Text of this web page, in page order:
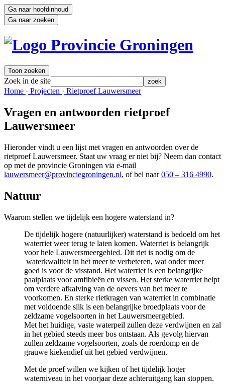
Ga naar hoofdinhoud
Ga naar zoeken
Toon zoeken
Zoek in de site zoek
Home · Projecten · Rietproef Lauwersmeer
Vragen en antwoorden rietproef
Lauwersmeer
Hieronder vindt u een lijst met vragen en antwoorden over de
rietproef Lauwersmeer. Staat uw vraag er niet bij? Neem dan contact
op met de provincie Groningen via e-mail
lauwersmeer@provinciegroningen.nl, of bel naar050 – 316 4990.
Natuur
Waarom stellen we tijdelijk een hogere waterstand in?
De tijdelijk hogere (natuurlijker) waterstand is bedoeld om het
waterriet weer terug te laten komen. Waterriet is belangrijk
voor hele Lauwersmeergebied. Dit riet is nodig om de
waterkwaliteit in het meer te verbeteren, wat onder meer
goed is voor de visstand. Het waterriet is een belangrijke
paaiplaats voor amfibieën en vissen. Het sterke waterriet helpt
om verdere afkalving van de oevers van het meer te
voorkomen. En sterke rietkragen van waterriet in combinatie
met voldoende slik is een belangrijke broedplaats voor de
zeldzame vogelsoorten in het Lauwersmeergebied.
Met het huidige, vaste waterpeil zullen deze verdwijnen en zal
in het gebied steeds meer bos ontstaan. Als gevolg hiervan
zullen zeldzame vogelsoorten, zoals de roerdomp en de
grauwe kiekendief uit het gebied verdwijnen.
Met de proef willen we kijken of het tijdelijk hoger
waterniveau in het voorjaar deze achteruitgang kan stoppen.